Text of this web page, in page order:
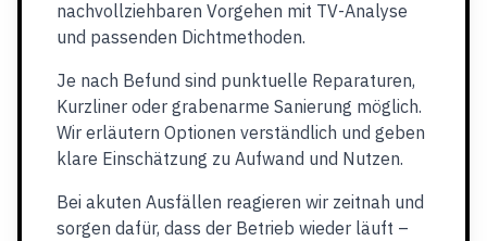
nachvollziehbaren Vorgehen mit TV-Analyse
und passenden Dichtmethoden.
Je nach Befund sind punktuelle Reparaturen,
Kurzliner oder grabenarme Sanierung möglich.
Wir erläutern Optionen verständlich und geben
klare Einschätzung zu Aufwand und Nutzen.
Bei akuten Ausfällen reagieren wir zeitnah und
sorgen dafür, dass der Betrieb wieder läuft –